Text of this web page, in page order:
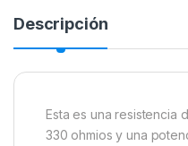
Descripción
Esta es una resistencia
330 ohmios y una